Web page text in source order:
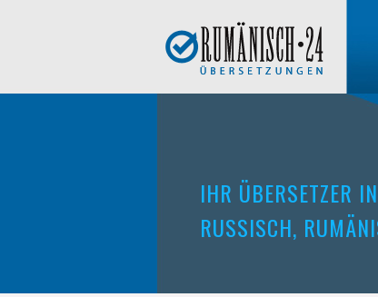
IHR ÜBERSETZER
RUSSISCH,